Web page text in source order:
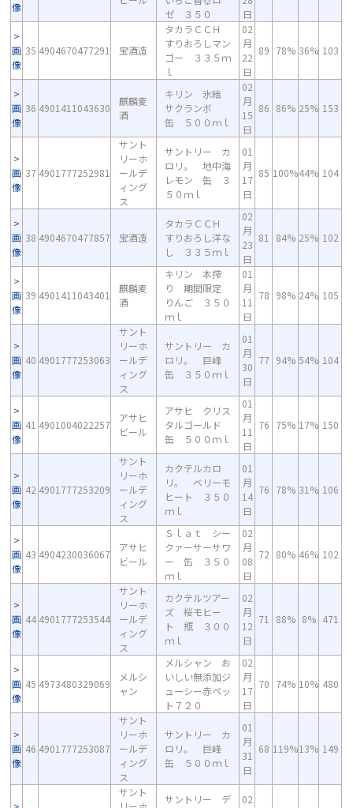
像
ゼ ３５０
日
画
像
35 4904670477291 宝酒造
タカラＣＣＨ
すりおろしマン
ゴー ３３５ｍ
ｌ
02
月
22
日
89 78% 36% 103
画
像
36 4901411043630
麒麟麦
酒
キリン 氷結
サクランボ
缶 ５００ｍｌ
02
月
15
日
86 86% 25% 153
画
像
37 4901777252981
サント
リーホ
ールデ
ィング
ス
サントリー カ
ロリ。 地中海
レモン 缶 ３
５０ｍｌ
01
月
17
日
85 100%44% 104
画
像
38 4904670477857 宝酒造
タカラＣＣＨ
すりおろし洋な
し ３３５ｍｌ
02
月
23
日
81 84% 25% 102
画
像
39 4901411043401
麒麟麦
酒
キリン 本搾
り 期間限定
りんご ３５０
ｍｌ
01
月
11
日
78 98% 24% 105
画
像
40 4901777253063
サント
リーホ
ールデ
ィング
ス
サントリー カ
ロリ。 巨峰
缶 ３５０ｍｌ
01
月
30
日
77 94% 54% 104
画
像
41 4901004022257
アサヒ
ビール
アサヒ クリス
タルゴールド
缶 ５００ｍｌ
01
月
11
日
76 75% 17% 150
画
像
42 4901777253209
サント
リーホ
ールデ
ィング
ス
カクテルカロ
リ。 ベリーモ
ヒート ３５０
ｍｌ
01
月
14
日
76 78% 31% 106
画
像
43 4904230036067
アサヒ
ビール
Ｓｌａｔ シー
クァーサーサワ
ー 缶 ３５０
ｍｌ
02
月
08
日
72 80% 46% 102
画
像
44 4901777253544
サント
リーホ
ールデ
ィング
ス
カクテルツアー
ズ 桜モヒー
ト 瓶 ３００
ｍｌ
02
月
12
日
71 88% 8% 471
画
像
45 4973480329069
メルシ
ャン
メルシャン お
いしい無添加ジ
ューシー赤ペッ
ト７２０
02
月
17
日
70 74% 10% 480
画
像
46 4901777253087
サント
リーホ
ールデ
ィング
ス
サントリー カ
ロリ。 巨峰
缶 ５００ｍｌ
01
月
31
日
68 119%13% 149
サント
サントリー デ
02